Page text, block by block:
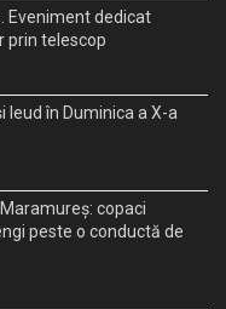
Eveniment dedicat
prin telescop
Ieud în Duminica a X-a
copaci
peste o conductă de